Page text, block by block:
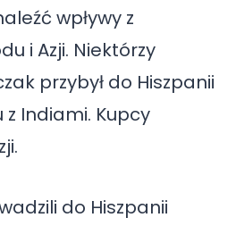
wpływy z
i Azji. Niektórzy
przybył do Hiszpanii
Indiami. Kupcy
do Hiszpanii